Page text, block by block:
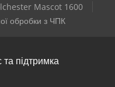
Mascot 1600
обробки з ЧПК
та підтримка